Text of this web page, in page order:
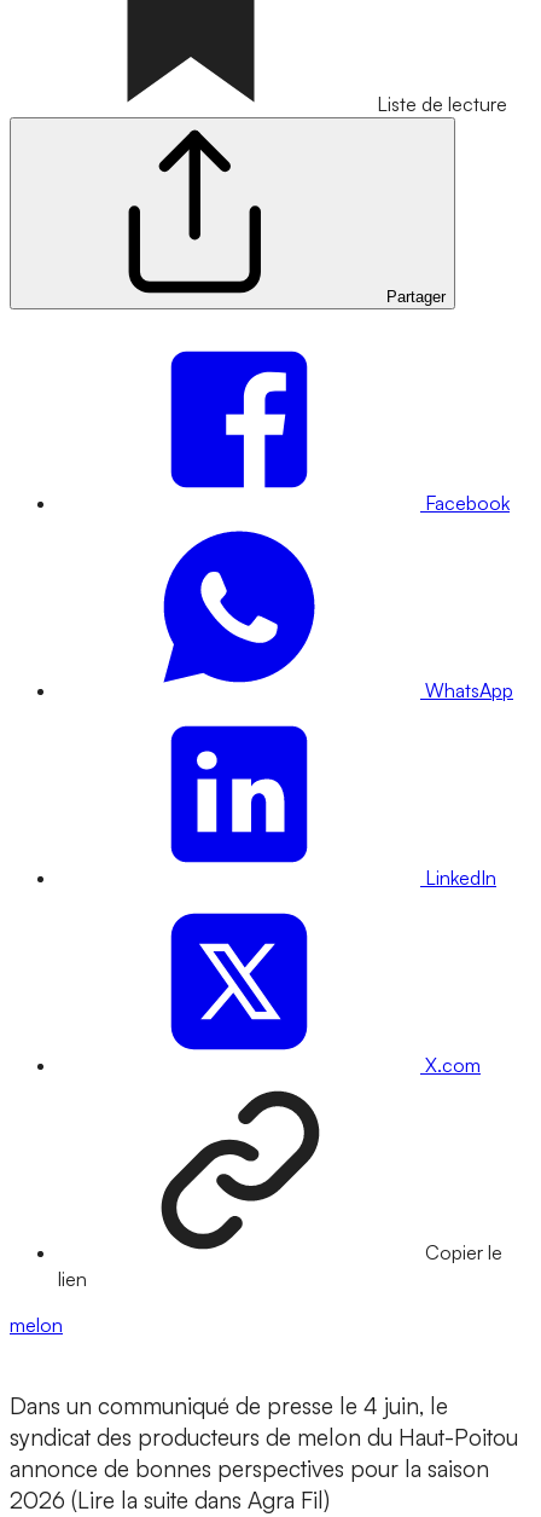
Liste de lecture
Partager
Facebook
WhatsApp
LinkedIn
X.com
Copier le
lien
melon
Dans un communiqué de presse le 4 juin, le
syndicat des producteurs de melon du Haut-Poitou
annonce de bonnes perspectives pour la saison
2026 (Lire la suite dans Agra Fil)